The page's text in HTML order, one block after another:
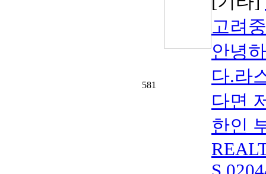
581
고려
안녕
다.라
다면
한인